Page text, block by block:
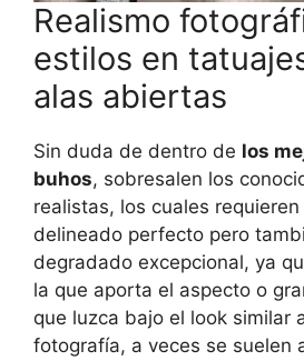
Realismo
estilos en
alas abiertas
Sin duda de dentro de los
buhos, sobresalen los
realistas, los cuales
delineado perfecto pero
degradado excepcional, ya
la que aporta el aspecto o
que luzca bajo el look similar
fotografía, a veces se suelen